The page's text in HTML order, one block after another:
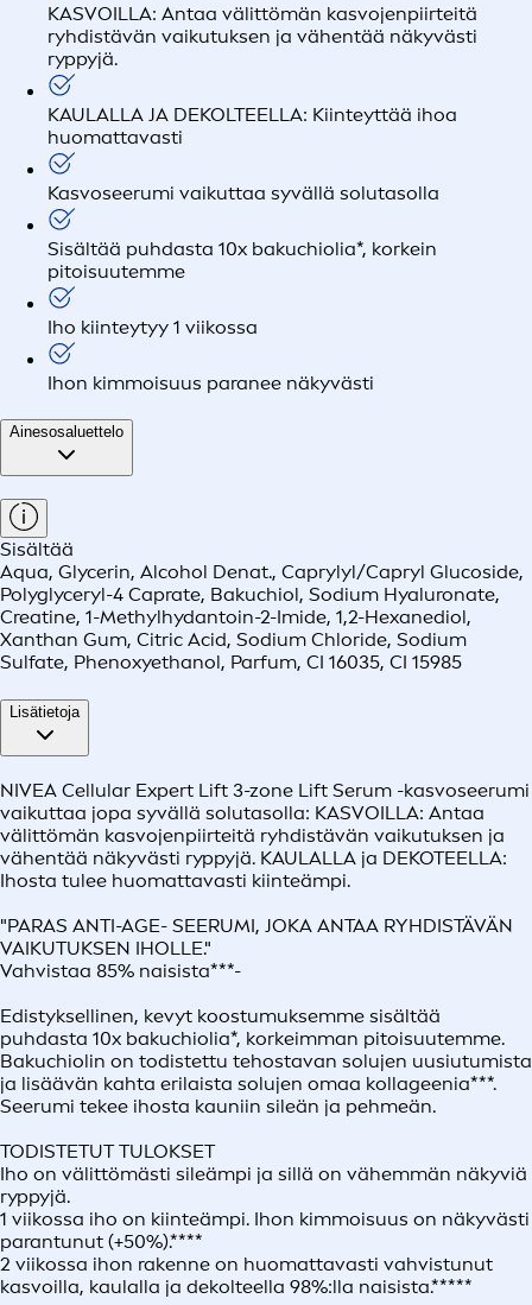
KASVOILLA: Antaa välittömän kasvojenpiirteitä
ryhdistävän vaikutuksen ja vähentää näkyvästi
ryppyjä.
KAULALLA JA DEKOLTEELLA: Kiinteyttää ihoa
huomattavasti
Kasvoseerumi vaikuttaa syvällä solutasolla
Sisältää puhdasta 10x bakuchiolia*, korkein
pitoisuutemme
Iho kiinteytyy 1 viikossa
Ihon kimmoisuus paranee näkyvästi
Ainesosaluettelo
Sisältää
Aqua, Glycerin, Alcohol Denat., Caprylyl/Capryl Glucoside,
Polyglyceryl-4 Caprate, Bakuchiol, Sodium Hyaluronate,
Creatine, 1-Methylhydantoin-2-Imide, 1,2-Hexanediol,
Xanthan Gum, Citric Acid, Sodium Chloride, Sodium
Sulfate, Phenoxyethanol, Parfum, CI 16035, CI 15985
Lisätietoja
NIVEA Cellular Expert Lift 3-zone Lift Serum -kasvoseerumi
vaikuttaa jopa syvällä solutasolla: KASVOILLA: Antaa
välittömän kasvojenpiirteitä ryhdistävän vaikutuksen ja
vähentää näkyvästi ryppyjä. KAULALLA ja DEKOTEELLA:
Ihosta tulee huomattavasti kiinteämpi.
"PARAS ANTI-AGE- SEERUMI, JOKA ANTAA RYHDISTÄVÄN
VAIKUTUKSEN IHOLLE."
Vahvistaa 85% naisista***-
Edistyksellinen, kevyt koostumuksemme sisältää
puhdasta 10x bakuchiolia*, korkeimman pitoisuutemme.
Bakuchiolin on todistettu tehostavan solujen uusiutumista
ja lisäävän kahta erilaista solujen omaa kollageenia***.
Seerumi tekee ihosta kauniin sileän ja pehmeän.
TODISTETUT TULOKSET
Iho on välittömästi sileämpi ja sillä on vähemmän näkyviä
ryppyjä.
1 viikossa iho on kiinteämpi. Ihon kimmoisuus on näkyvästi
parantunut (+50%).****
2 viikossa ihon rakenne on huomattavasti vahvistunut
kasvoilla, kaulalla ja dekolteella 98%:lla naisista.*****